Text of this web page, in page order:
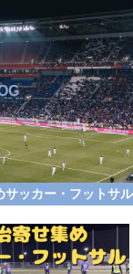
サッカー・フット